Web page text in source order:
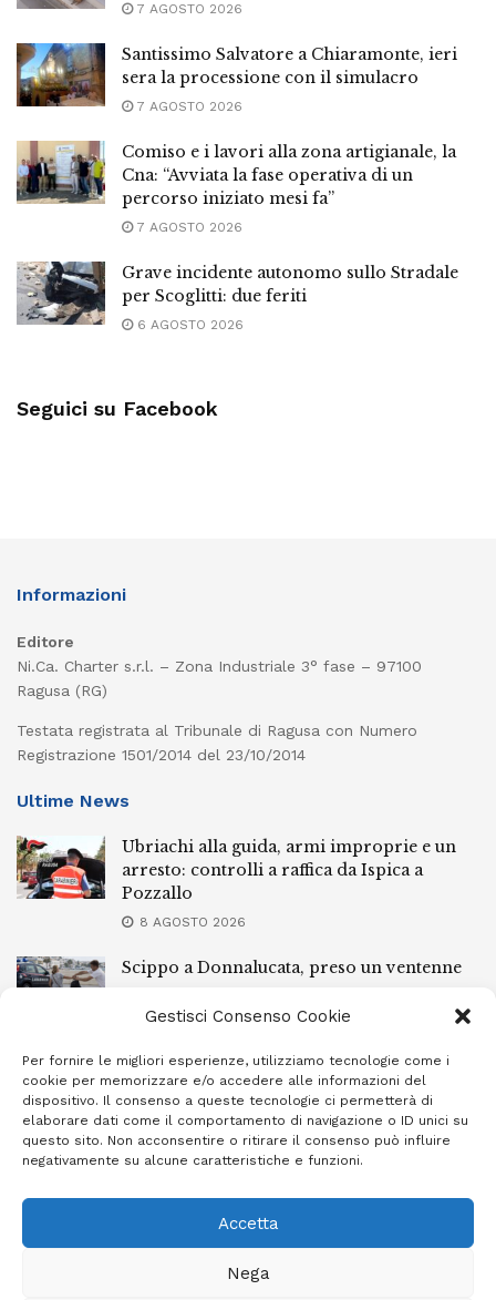
Gestisci Consenso Cookie
Per fornire le migliori esperienze, utilizziamo tecnologie come i
cookie per memorizzare e/o accedere alle informazioni del
dispositivo. Il consenso a queste tecnologie ci permetterà di
elaborare dati come il comportamento di navigazione o ID unici su
questo sito. Non acconsentire o ritirare il consenso può influire
negativamente su alcune caratteristiche e funzioni.
Accetta
Nega
7 AGOSTO 2026
Santissimo Salvatore a Chiaramonte, ieri
sera la processione con il simulacro
7 AGOSTO 2026
Comiso e i lavori alla zona artigianale, la
Cna: “Avviata la fase operativa di un
percorso iniziato mesi fa”
7 AGOSTO 2026
Grave incidente autonomo sullo Stradale
per Scoglitti: due feriti
6 AGOSTO 2026
Seguici su Facebook
Informazioni
Editore
Ni.Ca. Charter s.r.l. – Zona Industriale 3° fase – 97100
Ragusa (RG)
Testata registrata al Tribunale di Ragusa con Numero
Registrazione 1501/2014 del 23/10/2014
Ultime News
Ubriachi alla guida, armi improprie e un
arresto: controlli a raffica da Ispica a
Pozzallo
8 AGOSTO 2026
Scippo a Donnalucata, preso un ventenne
8 AGOSTO 2026
Ragusa, arrestato perché non rispettava le
prescrizioni di stare lontano dalla casa
familiare
7 AGOSTO 2026